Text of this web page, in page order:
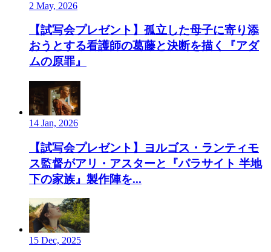
2 May, 2026
【試写会プレゼント】孤立した母子に寄り添
おうとする看護師の葛藤と決断を描く『アダ
ムの原罪』
14 Jan, 2026
【試写会プレゼント】ヨルゴス・ランティモ
ス監督がアリ・アスターと『パラサイト 半地
下の家族』製作陣を...
15 Dec, 2025